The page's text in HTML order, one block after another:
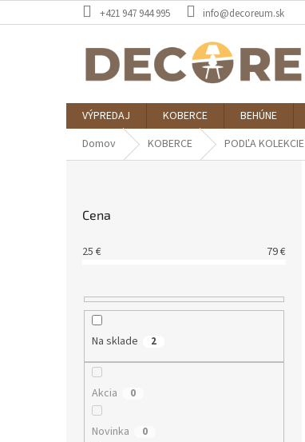
na
+421 947 944 995 info@decoreum.sk
VÝPREDAJ KOBERCE BEHÚNE
Domov
KOBERCE PODĽA KOLEKCIE
Cena
25 € 79€
Na sklade 2
Akcia 0
Novinka 0